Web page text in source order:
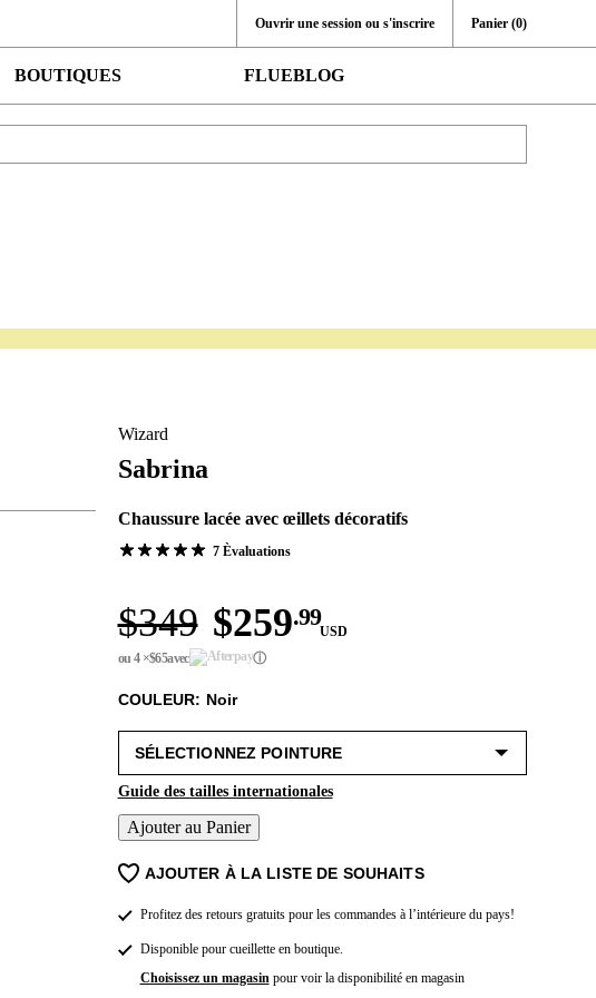
Ouvrir une session ou s'inscrire Panier (0)
BOUTIQUES FLUEBLOG
Wizard
Sabrina
Chaussure lacée avec œillets décoratifs
7 Èvaluations
$349 $259.99
USD
ou 4 ×$65avec ⓘ
COULEUR: Noir
Guide des tailles internationales
Ajouter au Panier
AJOUTER À LA LISTE DE SOUHAITS
Profitez des retours gratuits pour les commandes à l’intérieure du pays!
Disponible pour cueillette en boutique.
Choisissez un magasinpour voir la disponibilité en magasin